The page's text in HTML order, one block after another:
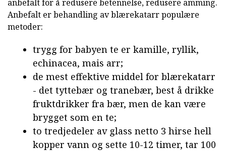
anbefalt for å redusere betennelse, redusere amming.
Anbefalt er behandling av blærekatarr populære
metoder:
trygg for babyen te er kamille, ryllik,
echinacea, mais arr;
de mest effektive middel for blærekatarr
- det tyttebær og tranebær, best å drikke
fruktdrikker fra bær, men de kan være
brygget som en te;
to tredjedeler av glass netto 3 hirse hell
kopper vann og sette 10-12 timer, tar 100